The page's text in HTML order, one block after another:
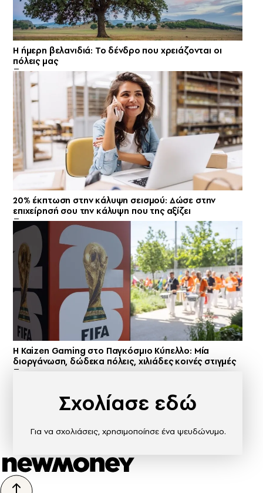
Η ήμερη βελανιδιά: Το δένδρο που χρειάζονται οι
πόλεις μας
20% έκπτωση στην κάλυψη σεισμού: Δώσε στην
επιχείρησή σου την κάλυψη που της αξίζει
H Kaizen Gaming στο Παγκόσμιο Kύπελλο: Μία
διοργάνωση, δώδεκα πόλεις, χιλιάδες κοινές στιγμές
Σχολίασε εδώ
Για να σχολιάσεις, χρησιμοποίησε ένα ψευδώνυμο.